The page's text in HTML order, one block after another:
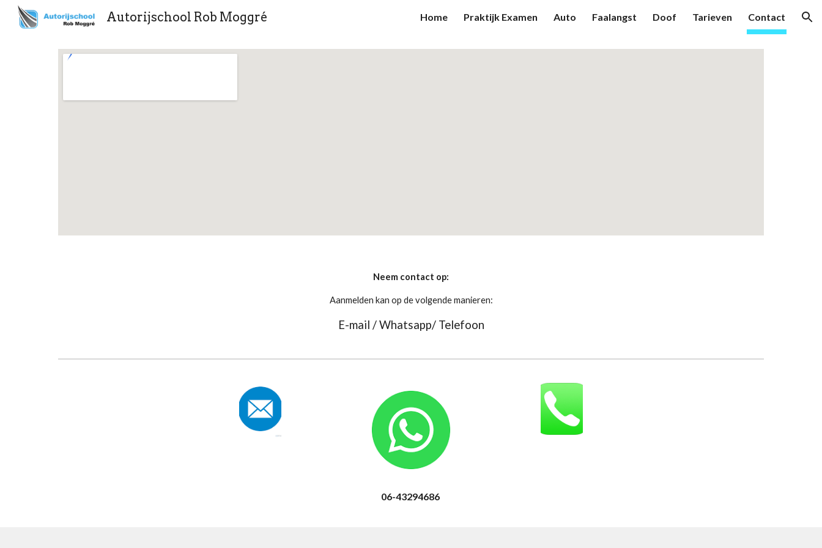
Skip to main content Skip to navigation
Autorijschool Rob Moggré Home Praktijk Examen Auto Faalangst Doof Tarieven Contact
Neem contact op:
Aanmelden kan op de volgende manieren:
E-mail / Whatsapp/ Telefoon
06-43294686